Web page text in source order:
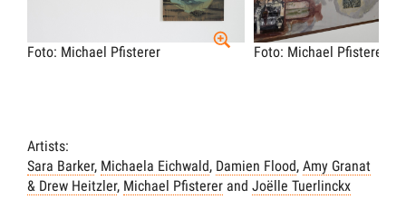
Foto: Michael Pfisterer Foto: Michael Pfisterer
Artists:
Sara Barker, Michaela Eichwald, Damien Flood, Amy Granat
& Drew Heitzler, Michael Pfisterer and Joëlle Tuerlinckx